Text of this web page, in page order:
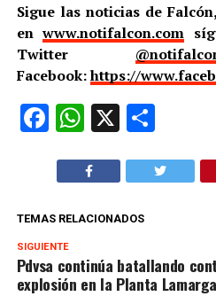
Sigue las noticias de
enwww.notifalcon.com
Twitter
Facebook:https://
Facebook
WhatsApp
X
TEMAS RELACIONADOS
SIGUIENTE
Pdvsa continúa batallando
explosión en la Planta